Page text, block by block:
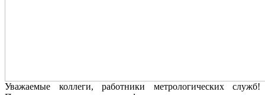
Уважаемые коллеги, работники метрологических служб!